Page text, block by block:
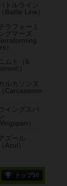
トップ50